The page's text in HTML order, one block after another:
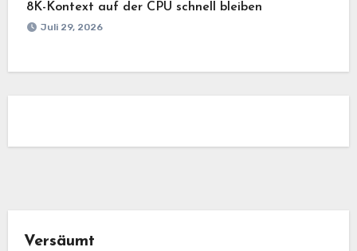
8K-Kontext auf der CPU schnell bleiben
Juli 29, 2026
Versäumt